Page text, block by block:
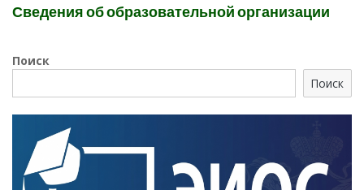
Сведения об образовательной организации
Поиск
Поиск